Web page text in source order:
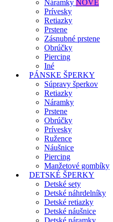
Náramky NOVÉ
Prívesky
Retiazky
Prstene
Zásnubné prstene
Obrúčky
Piercing
Iné
PÁNSKE ŠPERKY
Súpravy šperkov
Retiazky
Náramky
Prstene
Obrúčky
Prívesky
Ružence
Náušnice
Piercing
Manžetové gombíky
DETSKÉ ŠPERKY
Detské sety
Detské náhrdelníky
Detské retiazky
Detské náušnice
Detské náramky